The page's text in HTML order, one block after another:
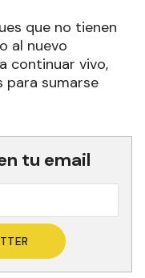
que no tienen
al nuevo
continuar vivo,
para sumarse
tu email